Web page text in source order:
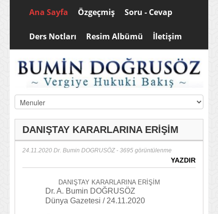
Ana Sayfa Özgeçmiş Soru - Cevap
Ders Notları Resim Albümü İletişim
DANIŞTAY KARARLARINA ERİŞİM
24.11.2020 Dr. Bumin DOGRUSÖZ- 3695 görüntülenme
YAZDIR
DANIŞTAY KARARLARINA ERİŞİM
Dr. A. Bumin DOĞRUSÖZ
Dünya Gazetesi / 24.11.2020